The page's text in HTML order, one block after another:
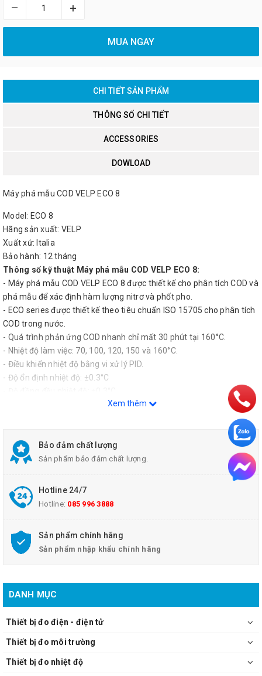
– +
MUA NGAY
CHI TIẾT SẢN PHẨM
THÔNG SỐ CHI TIẾT
ACCESSORIES
DOWLOAD
Máy phá mẫu COD VELP ECO 8
Model: ECO 8
Hãng sản xuất: VELP
Xuất xứ: Italia
Bảo hành: 12 tháng
Thông số kỹ thuật Máy phá mẫu COD VELP ECO 8:
- Máy phá mẫu COD VELP ECO 8 được thiết kế cho phân tích COD và
phá mẫu để xác định hàm lượng nitrơ và phốt pho.
- ECO series được thiết kế theo tiêu chuẩn ISO 15705 cho phân tích
COD trong nước.
- Quá trình phản ứng COD nhanh chỉ mất 30 phút tại 160°C.
- Nhiệt độ làm việc: 70, 100, 120, 150 và 160°C.
- Điều khiển nhiệt độ bằng vi xử lý PID.
- Độ ổn định nhiệt độ: ±0.3°C
- Thời gian làm việc: 30, 60 và 120 phút hay hoạt động liên tục.
- Màn hình hiển thị số hiển thị nhiệt độ và thời gian phản ứng.
- Âm báo sau khi kết thúc mỗi chu trình phản ứng và tự động tắt.
- Công suất: 140W
- Khối lượng: 2kg
- Kích thước: 135 x 95 x 230mm
Xem thêm
Bảo đảm chất lượng
Sản phẩm bảo đảm chất lượng.
Hotline 24/7
Hotline: 085 996 3888
Sản phẩm chính hãng
Sản phẩm nhập khẩu chính hãng
DANH MỤC
Thiết bị đo điện - điện tử
Thiết bị đo môi trường
Thiết bị đo nhiệt độ